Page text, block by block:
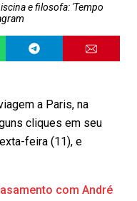
e filosofa: 'Tempo
a Paris, na
cliques em seu
feira (11), e
com André